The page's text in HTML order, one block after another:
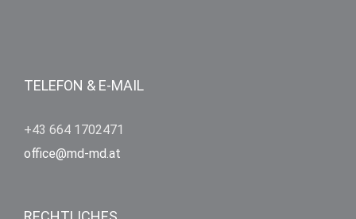
TELEFON & E-MAIL
+43 664 1702471
office@md-md.at